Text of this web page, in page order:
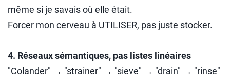
même si je savais où elle était.
Forcer mon cerveau à UTILISER, pas juste stocker.
4. Réseaux sémantiques, pas listes linéaires
"Colander" → "strainer" → "sieve" → "drain" → "rinse"